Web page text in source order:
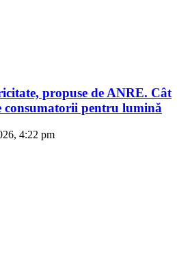
propuse de ANRE. Cât
consumatorii pentru lumină
4:22 pm